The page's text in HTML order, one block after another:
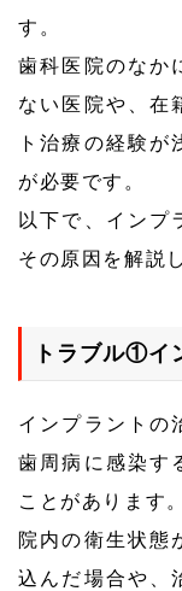
す。
歯科医院のなか
ない医院や、在
ト治療の経験
が必要です。
以下で、インプ
その原因を解説
トラブル①イ
インプラントの
歯周病に感染す
ことがあります。
院内の衛生状態
込んだ場合や、